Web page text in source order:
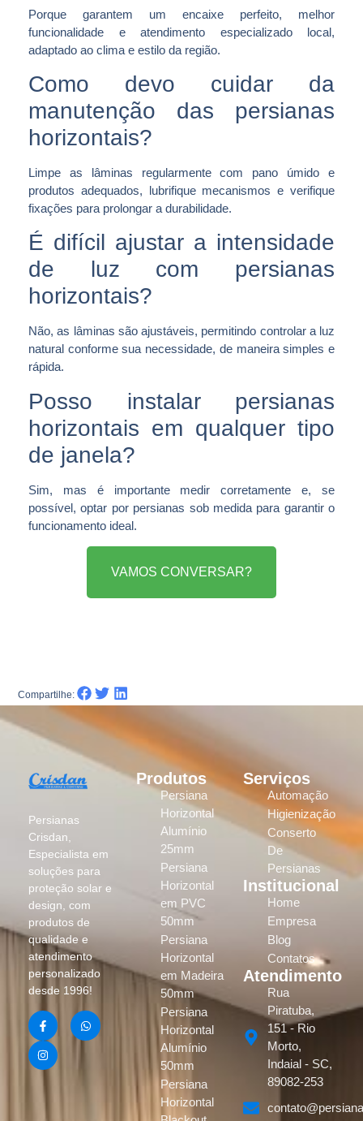
Porque garantem um encaixe perfeito, melhor
funcionalidade e atendimento especializado local,
adaptado ao clima e estilo da região.
Como devo cuidar da
manutenção das persianas
horizontais?
Limpe as lâminas regularmente com pano úmido e
produtos adequados, lubrifique mecanismos e verifique
fixações para prolongar a durabilidade.
É difícil ajustar a intensidade
de luz com persianas
horizontais?
Não, as lâminas são ajustáveis, permitindo controlar a luz
natural conforme sua necessidade, de maneira simples e
rápida.
Posso instalar persianas
horizontais em qualquer tipo
de janela?
Sim, mas é importante medir corretamente e, se
possível, optar por persianas sob medida para garantir o
funcionamento ideal.
VAMOS CONVERSAR?
Compartilhe:
Persianas
Crisdan,
Especialista em
soluções para
proteção solar e
design, com
produtos de
qualidade e
atendimento
personalizado
desde 1996!
Produtos
Persiana
Horizontal
Alumínio
25mm
Persiana
Horizontal
em PVC
50mm
Persiana
Horizontal
em Madeira
50mm
Persiana
Horizontal
Alumínio
50mm
Persiana
Horizontal
Serviços
Automação
Higienização
Conserto
De
Persianas
Institucional
Home
Empresa
Blog
Contatos
Atendimento
Rua
Piratuba,
151 - Rio
Morto,
Indaial - SC,
89082-253